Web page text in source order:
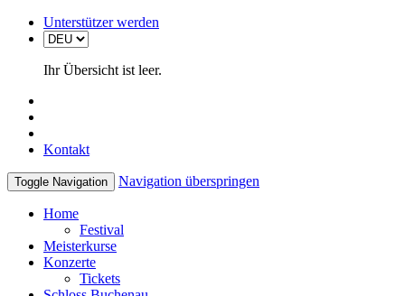
Unterstützer werden
Ihr Übersicht ist leer.
Kontakt
Toggle Navigation Navigation überspringen
Home
Festival
Meisterkurse
Konzerte
Tickets